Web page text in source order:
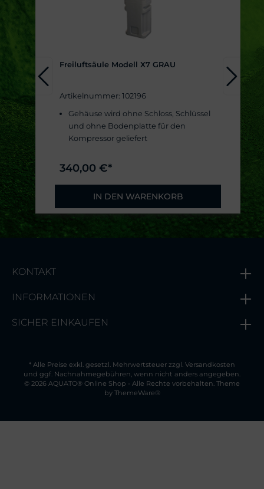
Freiluftsäule Modell X7 GRAU
Artikelnummer: 102196
Gehäuse wird ohne Schloss, Schlüssel
und ohne Bodenplatte für den
Kompressor geliefert
340,00 €*
IN DEN WARENKORB
KONTAKT
INFORMATIONEN
SICHER EINKAUFEN
* Alle Preise exkl. gesetzl. Mehrwertsteuer zzgl. Versandkosten
und ggf. Nachnahmegebühren, wenn nicht anders angegeben.
© 2026 AQUATO® Online Shop - Alle Rechte vorbehalten. Theme
by ThemeWare®